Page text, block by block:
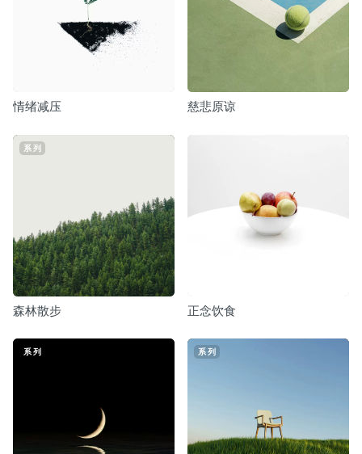
情绪减压 慈悲原谅
系列
森林散步 正念饮食
系列 系列